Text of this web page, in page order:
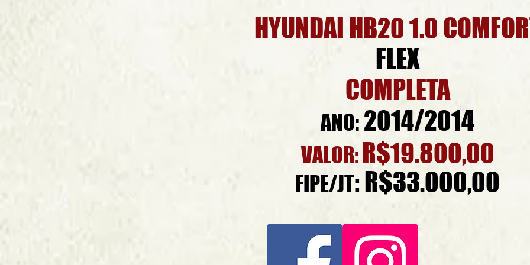
HYUNDAI HB20 1.0
FLEX
COMPLETA
ANO: 2014/2014
VALOR:R$19.800,00
FIPE/JT: R$33.000,00